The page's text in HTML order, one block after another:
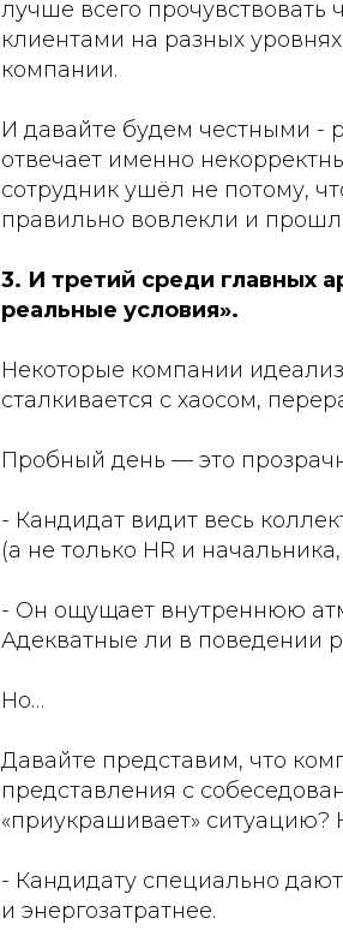
лучше всего
клиентами на разных
компании.
И давайте будем честными -
отвечает именно
сотрудник ушёл не потому,
правильно вовлекли и
3. И третий среди главных
реальные условия».
Некоторые компании
сталкивается с хаосом,
Пробный день — это
- Кандидат видит весь
(а не только HR и
- Он ощущает внутреннюю
Адекватные ли в поведении
Но…
Давайте представим, что
представления с
«приукрашивает» ситуацию?
- Кандидату специально
и энергозатратнее.